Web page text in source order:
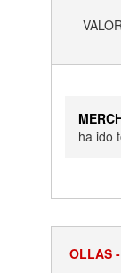
ha ido
OLLAS